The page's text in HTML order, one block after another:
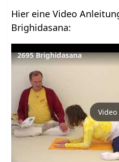
Hier eine Video
Brighidasana:
2695 Brighidasana